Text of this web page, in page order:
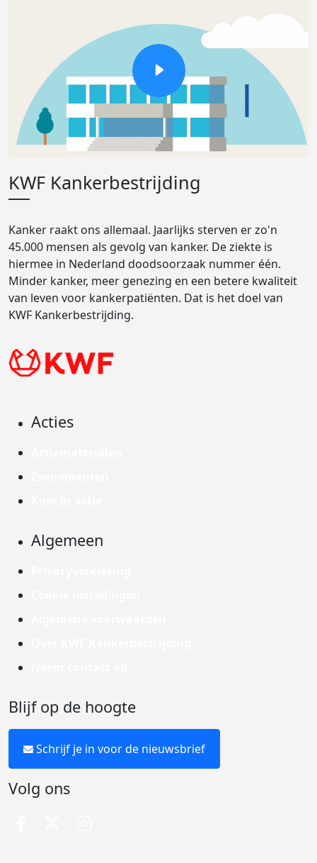
KWF Kankerbestrijding
Kanker raakt ons allemaal. Jaarlijks sterven er zo'n
45.000 mensen als gevolg van kanker. De ziekte is
hiermee in Nederland doodsoorzaak nummer één.
Minder kanker, meer genezing en een betere kwaliteit
van leven voor kankerpatiënten. Dat is het doel van
KWF Kankerbestrijding.
Acties
Algemeen
Blijf op de hoogte
Schrijf je in voor de nieuwsbrief
Volg ons